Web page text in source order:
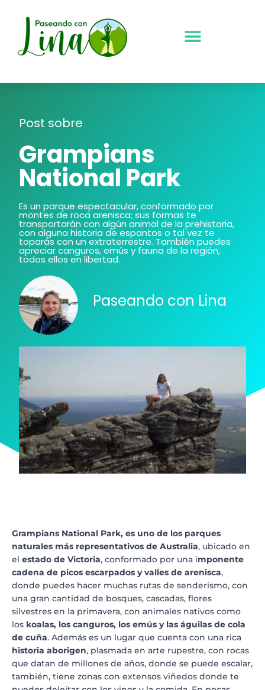
contenido
Post sobre
Grampians
National Park
Es un parque espectacular, conformado por
montes de roca arenisca; sus formas te
transportarán con algún animal de la prehistoria,
con alguna historia de espantos o tal vez te
toparás con un extraterrestre. También puedes
apreciar canguros, emús y fauna de la región,
todos ellos en libertad.
Paseando con Lina
Grampians National Park, es uno de los parques
naturales más representativos de Australia, ubicado en
el estado de Victoria, conformado por una imponente
cadena de picos escarpados y valles de arenisca,
donde puedes hacer muchas rutas de senderismo, con
una gran cantidad de bosques, cascadas, flores
silvestres en la primavera, con animales nativos como
los koalas, los canguros, los emús y las águilas de cola
de cuña. Además es un lugar que cuenta con una rica
historia aborigen, plasmada en arte rupestre, con rocas
que datan de millones de años, donde se puede escalar,
también, tiene zonas con extensos viñedos donde te